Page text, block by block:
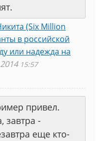
(Six Million
в российской
или надежда на
15:57
привел.
завтра -
еще кто-